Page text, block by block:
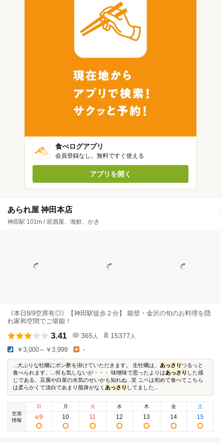
食べログアプリ
会員登録なし。無料ですぐ使える
アプリを開く
あられ屋 神田本店
神田駅 101m / 居酒屋、海鮮、かき
《本日8/9空席有◎》【神田駅徒歩２分】 能登・金沢の旬のお料理を隠
れ家和空間でご堪能！
3.41 365 人 15377 人
￥3,000～￥3,999 -
...大ぶりな牡蠣にポン酢を掛けていただきます。 生牡蠣は、 あっさりつるっと
食べられます。...何も気しないが・・・ 味噌味で思ったよりはあっさり した感
じである。豆腐や白菜の水気のせいかも知れぬ...笑 ニベは初めて食べてこちら
は柔らかくて淡白であまり脂身がなく あっさり してました...
空席
情報
日
8/9
月
10
火
11
水
12
木
13
金
14
土
15